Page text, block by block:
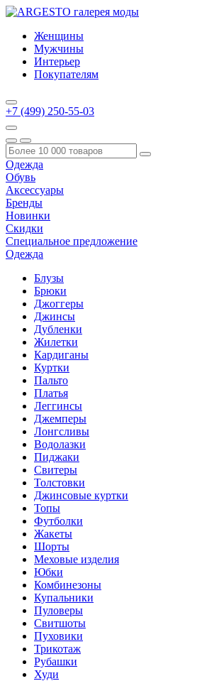
Женщины
Мужчины
Интерьер
Покупателям
+7 (499) 250-55-03
Одежда
Обувь
Аксессуары
Бренды
Новинки
Скидки
Специальное предложение
Одежда
Блузы
Брюки
Джоггеры
Джинсы
Дубленки
Жилетки
Кардиганы
Куртки
Пальто
Платья
Леггинсы
Джемперы
Лонгсливы
Водолазки
Пиджаки
Свитеры
Толстовки
Джинсовые куртки
Топы
Футболки
Жакеты
Шорты
Меховые изделия
Юбки
Комбинезоны
Купальники
Пуловеры
Свитшоты
Пуховики
Трикотаж
Рубашки
Худи